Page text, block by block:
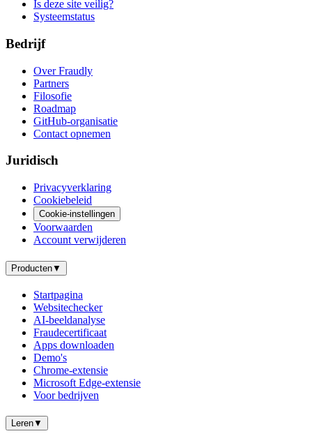
Is deze site veilig?
Systeemstatus
Bedrijf
Over Fraudly
Partners
Filosofie
Roadmap
GitHub-organisatie
Contact opnemen
Juridisch
Privacyverklaring
Cookiebeleid
Cookie-instellingen
Voorwaarden
Account verwijderen
Producten▼
Startpagina
Websitechecker
AI-beeldanalyse
Fraudecertificaat
Apps downloaden
Demo's
Chrome-extensie
Microsoft Edge-extensie
Voor bedrijven
Leren▼